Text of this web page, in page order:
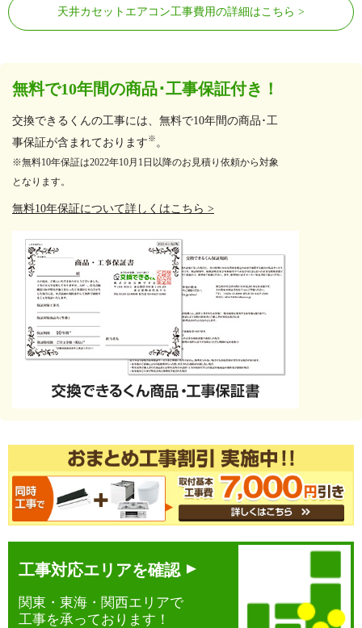
天井カセットエアコン工事費用の詳細はこちら
無料で10年間の商品･工事保証付き！
交換できるくんの工事には、無料で10年間の商品･工
事保証が含まれております※ 。
※無料10年保証は2022年10月1日以降のお見積り依頼から対象
となります。
無料10年保証について詳しくはこちら >
工事対応エリアを確認
関東・東海・関西エリアで
工事を承っております！